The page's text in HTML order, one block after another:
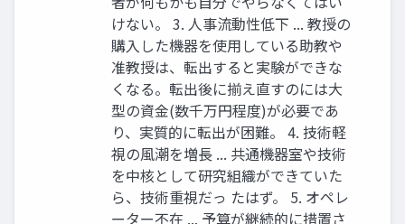
けない。 3. ⼈事流動性低下 ... 教授の
購⼊した機器を使⽤している助教や
准教授は、転出すると実験ができな
くなる。転出後に揃え直すのには⼤
型の資⾦(数千万円程度)が必要であ
り、実質的に転出が困難。 4. 技術軽
視の⾵潮を増⻑ ... 共通機器室や技術
を中核として研究組織ができていた
ら、技術重視だっ たはず。 5. オペレ
ーター不在 ... 予算が継続的に措置さ